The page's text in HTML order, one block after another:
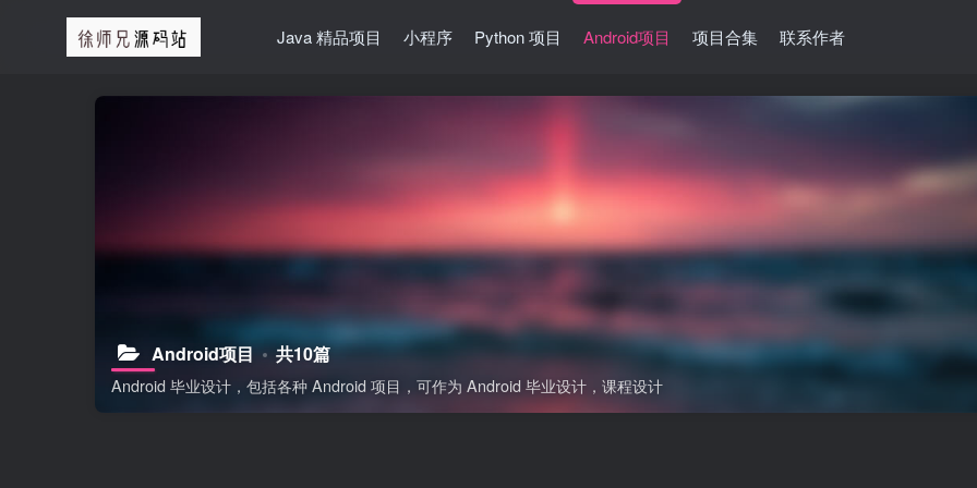
Java 精品项目 小程序 Python 项目 Android项目 项目合集 联系作者
Android项目 共10篇
Android 毕业设计，包括各种 Android 项目，可作为 Android 毕业设计，课程设计